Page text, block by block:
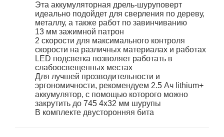
Эта аккумуляторная дрель-шуруповерт
идеально подойдет для сверления по дереву,
металлу, а также работ по завинчиванию
13 мм зажимной патрон
2 скорости для максимального контроля
скорости на различных материалах и работах
LED подсветка позволяет работать в
слабоосвещенных местах
Для лучшей прозводительности и
эргономичности, рекомендуем 2.5 Ач lithium+
аккумулятор, с помощью которого можно
закрутить до 745 4х32 мм шурупы
В комплекте двусторонняя бита